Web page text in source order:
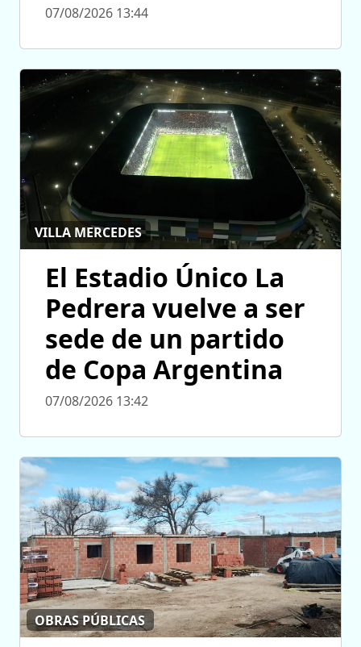
07/08/2026 13:44
VILLA MERCEDES
El Estadio Único La
Pedrera vuelve a ser
sede de un partido
de Copa Argentina
07/08/2026 13:42
OBRAS PÚBLICAS